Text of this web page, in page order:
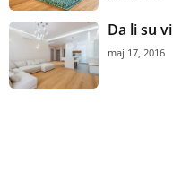
Da li su
maj 17, 2016